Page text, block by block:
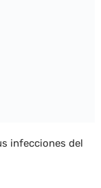
infecciones del